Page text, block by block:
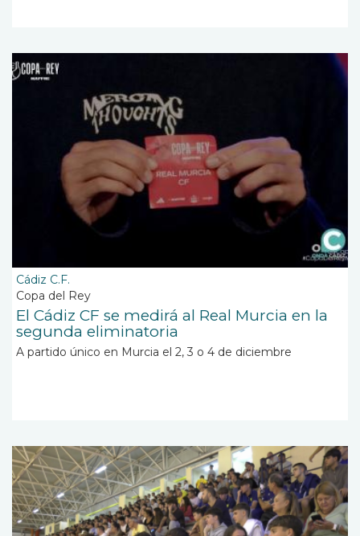
Cádiz C.F.
Copa del Rey
El Cádiz CF se medirá al Real Murcia en la
segunda eliminatoria
A partido único en Murcia el 2, 3 o 4 de diciembre